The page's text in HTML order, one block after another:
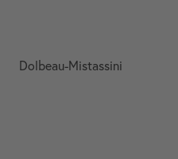
Dolbeau-Mistassini